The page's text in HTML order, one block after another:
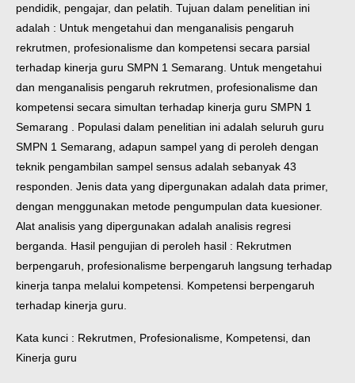
pendidik, pengajar, dan pelatih. Tujuan dalam penelitian ini
adalah : Untuk mengetahui dan menganalisis pengaruh
rekrutmen, profesionalisme dan kompetensi secara parsial
terhadap kinerja guru SMPN 1 Semarang. Untuk mengetahui
dan menganalisis pengaruh rekrutmen, profesionalisme dan
kompetensi secara simultan terhadap kinerja guru SMPN 1
Semarang . Populasi dalam penelitian ini adalah seluruh guru
SMPN 1 Semarang, adapun sampel yang di peroleh dengan
teknik pengambilan sampel sensus adalah sebanyak 43
responden. Jenis data yang dipergunakan adalah data primer,
dengan menggunakan metode pengumpulan data kuesioner.
Alat analisis yang dipergunakan adalah analisis regresi
berganda. Hasil pengujian di peroleh hasil : Rekrutmen
berpengaruh, profesionalisme berpengaruh langsung terhadap
kinerja tanpa melalui kompetensi. Kompetensi berpengaruh
terhadap kinerja guru.
Kata kunci : Rekrutmen, Profesionalisme, Kompetensi, dan
Kinerja guru